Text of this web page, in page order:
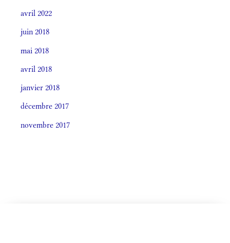
avril 2022
juin 2018
mai 2018
avril 2018
janvier 2018
décembre 2017
novembre 2017